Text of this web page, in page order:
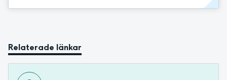
Relaterade länkar